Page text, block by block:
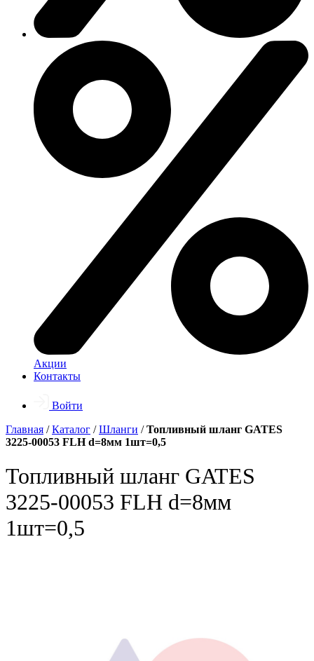
Акции
Контакты
Войти
Главная /Каталог /Шланги /Топливный шланг GATES
3225-00053 FLH d=8мм 1шт=0,5
Топливный шланг GATES
3225-00053 FLH d=8мм
1шт=0,5